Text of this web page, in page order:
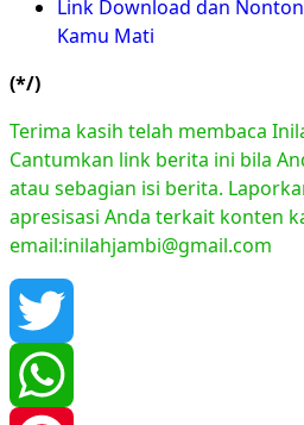
Link Download dan
Kamu Mati
(*/)
Terima kasih telah membaca
Cantumkan link berita ini bila
atau sebagian isi berita.
apresisasi Anda terkait konten
email:inilahjambi@gmail.com
Twitter